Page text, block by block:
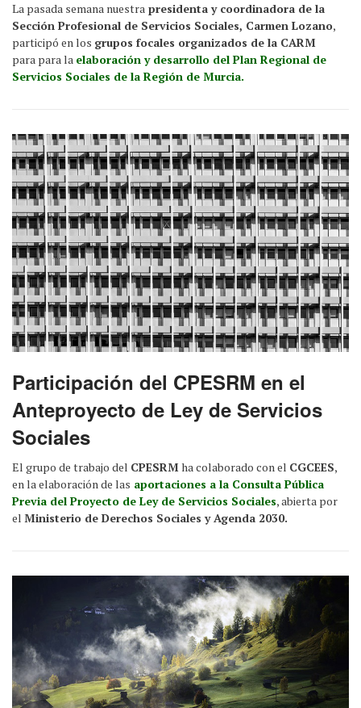
La pasada semana nuestra presidenta y coordinadora de la
Sección Profesional de Servicios Sociales, Carmen Lozano,
participó en los grupos focales organizados de la CARM
para para la elaboración y desarrollo del Plan Regional de
Servicios Sociales de la Región de Murcia.
Participación del CPESRM en el
Anteproyecto de Ley de Servicios
Sociales
El grupo de trabajo del CPESRMha colaborado con el CGCEES,
en la elaboración de las aportaciones a la Consulta Pública
Previa del Proyecto de Ley de Servicios Sociales, abierta por
el Ministerio de Derechos Sociales y Agenda 2030.